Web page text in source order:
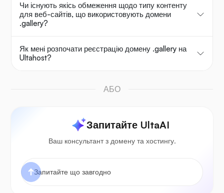
Чи існують якісь обмеження щодо типу контенту
для веб-сайтів, що використовують домени
.gallery?
Як мені розпочати реєстрацію домену .gallery на
Ultahost?
АБО
Запитайте UltaAI
Ваш консультант з домену та хостингу.